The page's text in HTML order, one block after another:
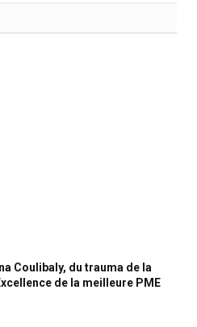
Coulibaly, du trauma de la
de la meilleure PME